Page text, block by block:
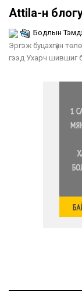
AttiIa-н
Бодлын
Эргэж буцахгүйн
гээд Ухарч шившиг